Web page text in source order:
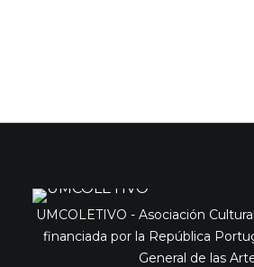
UMCOLETIVO - Asociación
financiada por la República
General de las